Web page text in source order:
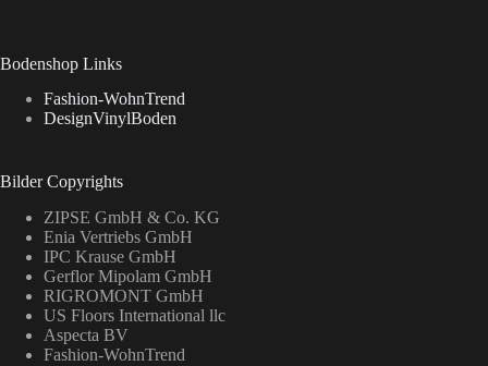
Bodenshop Links
Fashion-WohnTrend
DesignVinylBoden
Bilder Copyrights
ZIPSE GmbH & Co. KG
Enia Vertriebs GmbH
IPC Krause GmbH
Gerflor Mipolam GmbH
RIGROMONT GmbH
US Floors International llc
Aspecta BV
Fashion-WohnTrend